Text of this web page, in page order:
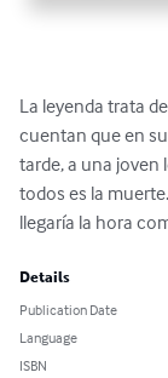
La leyenda trata
cuentan que en
tarde, a una joven
todos es la
llegaría la hora
Details
Publication Date
Language
ISBN